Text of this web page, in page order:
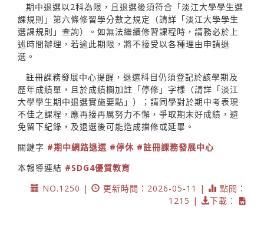
期中退選以2科為限，且退選後須符合「淡江大學學生選
課規則」第六條修習學分數之規定（請詳「淡江大學學生
選課規則」查詢）。如無法繼續修習課程時，請務必於上
述時間辦理，若逾此期限，將不接受以各種理由申請退
選。
註冊課務發展中心提醒，退選科目仍須登記於該學期及
歷年成績單，且於成績欄加註「停修」字樣（請詳「淡江
大學學生期中退選實施要點」）；請同學對於期中考表現
不佳之課程，應再接再厲努力不懈，爭取期末好成績，避
免留下紀錄，及退選後可能造成擋修或延畢。
關鍵字 #期中網路退選 #停休 #註冊課務發展中心
本報導連結 #SDG4優質教育
NO.1250 |
更新時間：2026-05-11 |
點閱：
1215 |
下載：